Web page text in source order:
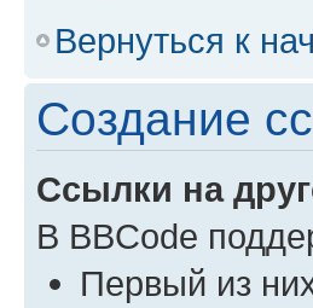
Вернуться к
Создание
Ссылки на
В BBCode
Первый из